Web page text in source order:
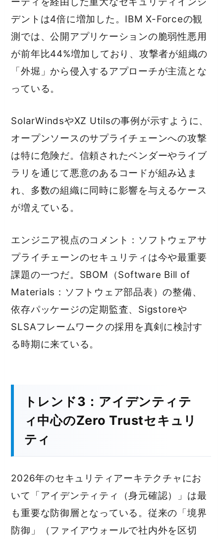
デントは4倍に増加した。IBM X-Forceの観
測では、公開アプリケーションの脆弱性悪用
が前年比44%増加しており、攻撃者が組織の
「外堀」から侵入するアプローチが主流とな
っている。
SolarWindsやXZ Utilsの事例が示すように、
オープンソースのサプライチェーンへの攻撃
は特に危険だ。信頼されたベンダーやライブ
ラリを通じて悪意のあるコードが組み込ま
れ、多数の組織に同時に影響を与えるケース
が増えている。
エンジニア視点のコメント：ソフトウェアサ
プライチェーンのセキュリティは今や最重要
課題の一つだ。SBOM（Software Bill of
Materials：ソフトウェア部品表）の整備、
依存パッケージの定期監査、Sigstoreや
SLSAフレームワークの採用を真剣に検討す
る時期に来ている。
トレンド3：アイデンティテ
ィ中心のZero Trustセキュリ
ティ
2026年のセキュリティアーキテクチャにお
いて「アイデンティティ（身元確認）」は最
も重要な防御層となっている。従来の「境界
防御」（ファイアウォールで社内外を区切